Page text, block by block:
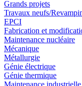
Grands projets
Travaux neufs/
EPCI
Fabrication et
Maintenance nucléaire
Mécanique
Métallurgie
Génie électrique
Génie thermique